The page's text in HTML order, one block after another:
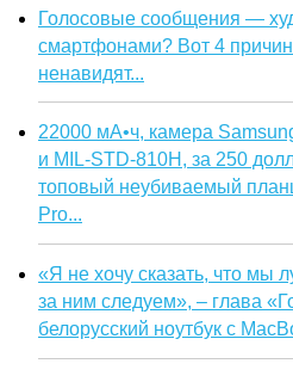
Голосовые сообщения —
смартфонами? Вот 4
ненавидят...
22000 мА•ч, камера
и MIL-STD-810H, за 250
топовый неубиваемый
Pro...
«Я не хочу сказать, что мы
за ним следуем», – глава
белорусский ноутбук с